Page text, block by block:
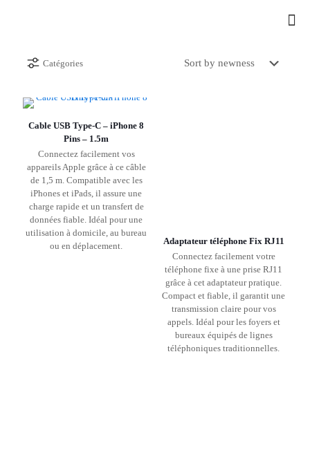
Catégories
Cable USB Type-C – iPhone 8
Pins – 1.5m
Connectez facilement vos
appareils Apple grâce à ce câble
de 1,5 m. Compatible avec les
iPhones et iPads, il assure une
charge rapide et un transfert de
données fiable. Idéal pour une
utilisation à domicile, au bureau
ou en déplacement.
Adaptateur téléphone Fix RJ11
Connectez facilement votre
téléphone fixe à une prise RJ11
grâce à cet adaptateur pratique.
Compact et fiable, il garantit une
transmission claire pour vos
appels. Idéal pour les foyers et
bureaux équipés de lignes
téléphoniques traditionnelles.